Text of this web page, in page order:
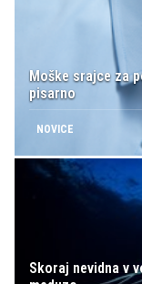
Moške srajce za
pisarno
NOVICE
Skoraj nevidna v